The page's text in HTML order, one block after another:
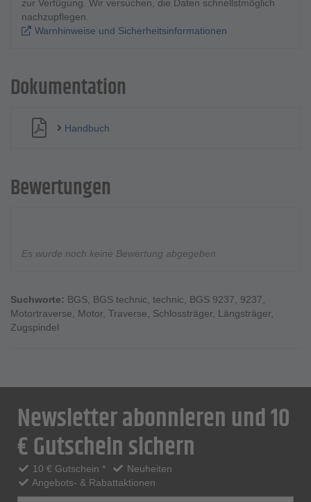
zur Verfügung. Wir versuchen, die Daten schnellstmöglich
nachzupflegen.
Warnhinweise und Sicherheitsinformationen
Dokumentation
Handbuch
Bewertungen
Es wurde noch keine Bewertung abgegeben
Suchworte: BGS, BGS technic, technic, BGS 9237, 9237,
Motortraverse, Motor, Traverse, Schlossträger, Längsträger,
Zugspindel
Newsletter abonnieren und 10
€ Gutschein sichern
10 € Gutschein *
Neuheiten
Angebots- & Rabattaktionen